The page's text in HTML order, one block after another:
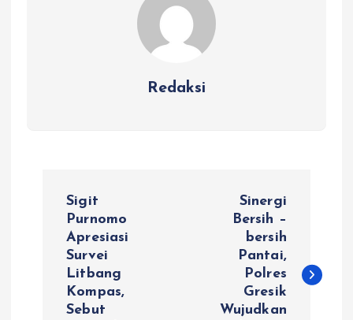
Redaksi
Sigit
Purnomo
Apresiasi
Survei
Litbang
Kompas,
Sebut
Sinergi
Bersih –
bersih
Pantai,
Polres
Gresik
Wujudkan